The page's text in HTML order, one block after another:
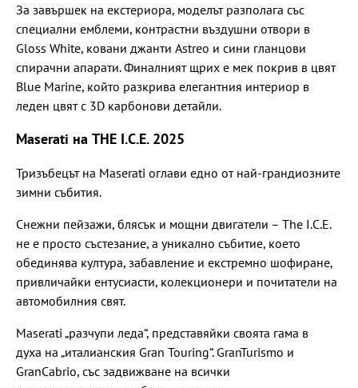
За завършек на екстериора, моделът разполага със
специални емблеми, контрастни въздушни отвори в
Gloss White, ковани джанти Astreo и сини гланцови
спирачни апарати. Финалният щрих е мек покрив в цвят
Blue Marine, който разкрива елегантния интериор в
леден цвят с 3D карбонови детайли.
Maserati на THE I.C.E. 2025
Тризъбецът на Maserati оглави едно от най-грандиозните
зимни събития.
Снежни пейзажи, блясък и мощни двигатели – The I.C.E.
не е просто състезание, а уникално събитие, което
обединява култура, забавление и екстремно шофиране,
привличайки ентусиасти, колекционери и почитатели на
автомобилния свят.
Maserati „разчупи леда“, представяйки своята гама в
духа на „италианския Gran Touring“. GranTurismo и
GranCabrio, със задвижване на всички